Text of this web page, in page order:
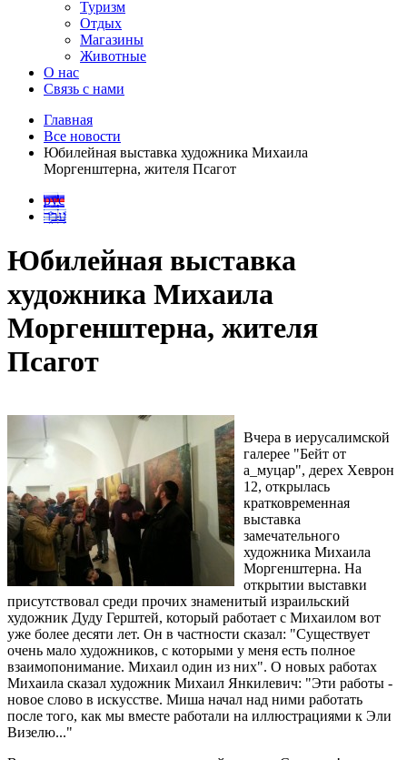
Туризм
Отдых
Магазины
Животные
О нас
Связь с нами
Главная
Все новости
Юбилейная выставка художника Михаила
Моргенштерна, жителя Псагот
рус
עבר
Юбилейная выставка
художника Михаила
Моргенштерна, жителя
Псагот
Вчера в иерусалимской
галерее "Бейт от
а_муцар", дерех Хеврон
12, открылась
кратковременная
выставка
замечательного
художника Михаила
Моргенштерна. На
открытии выставки
присутствовал среди прочих знаменитый израильский
художник Дуду Герштей, который работает с Михаилом вот
уже более десяти лет. Он в частности сказал: "Существует
очень мало художников, с которыми у меня есть полное
взаимопонимание. Михаил один из них". О новых работах
Михаила сказал художник Михаил Янкилевич: "Эти работы -
новое слово в искусстве. Миша начал над ними работать
после того, как мы вместе работали на иллюстрациями к Эли
Визелю..."